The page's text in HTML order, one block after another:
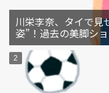
川栄李奈、タイで見
姿”！過去の美脚シ